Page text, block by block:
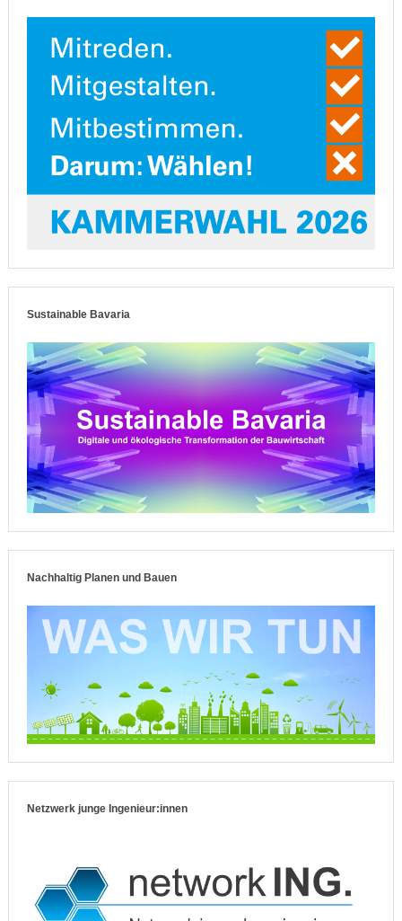
Sustainable Bavaria
Nachhaltig Planen und Bauen
Netzwerk junge Ingenieur:innen